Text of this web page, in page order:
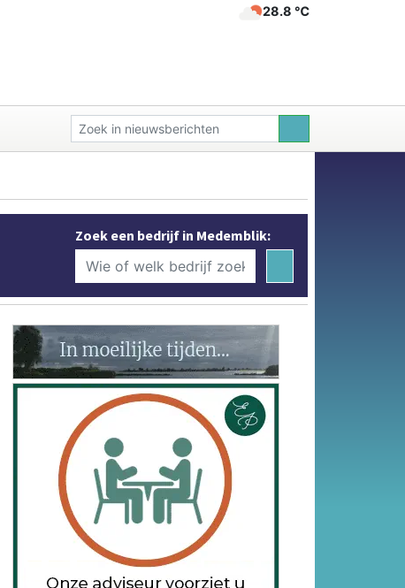
28.8 ℃
Zoek een bedrijf in Medemblik: